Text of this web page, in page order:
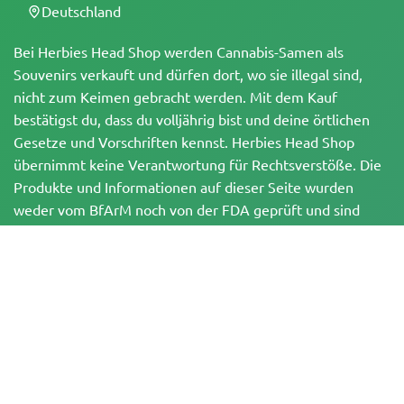
Bei Herbies Head Shop werden Cannabis-Samen als
Souvenirs verkauft und dürfen dort, wo sie illegal sind,
nicht zum Keimen gebracht werden. Mit dem Kauf
bestätigst du, dass du volljährig bist und deine örtlichen
Gesetze und Vorschriften kennst. Herbies Head Shop
übernimmt keine Verantwortung für Rechtsverstöße. Die
Produkte und Informationen auf dieser Seite wurden
weder vom BfArM noch von der FDA geprüft und sind
Deutschland